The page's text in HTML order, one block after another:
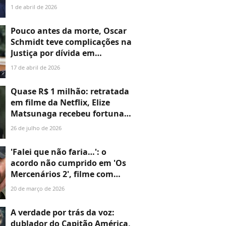
após mensagem de
atualiza estado de saúde
1 de abril de 2026
Pouco antes da morte, Oscar
Schmidt teve complicações na
Justiça por dívida em
condomínio de luxo
17 de abril de 2026
Quase R$ 1 milhão: retratada
em filme da Netflix, Elize
Matsunaga recebeu fortuna
após assassinato do marido,
26 de julho de 2026
'Falei que não faria…': o
acordo não cumprido em 'Os
Mercenários 2', filme com
Sylvester Stallone, que teria
bastante irritado
20 de março de 2026
A verdade por trás da voz:
dublador do Capitão América,